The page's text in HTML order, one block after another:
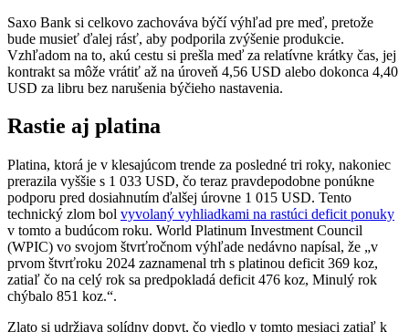
Saxo Bank si celkovo zachováva býčí výhľad pre meď, pretože
bude musieť ďalej rásť, aby podporila zvýšenie produkcie.
Vzhľadom na to, akú cestu si prešla meď za relatívne krátky čas, jej
kontrakt sa môže vrátiť až na úroveň 4,56 USD alebo dokonca 4,40
USD za libru bez narušenia býčieho nastavenia.
Rastie aj platina
Platina, ktorá je v klesajúcom trende za posledné tri roky, nakoniec
prerazila vyššie s 1 033 USD, čo teraz pravdepodobne ponúkne
podporu pred dosiahnutím ďalšej úrovne 1 015 USD. Tento
technický zlom bol vyvolaný vyhliadkami na rastúci deficit ponuky
v tomto a budúcom roku. World Platinum Investment Council
(WPIC) vo svojom štvrťročnom výhľade nedávno napísal, že „v
prvom štvrťroku 2024 zaznamenal trh s platinou deficit 369 koz,
zatiaľ čo na celý rok sa predpokladá deficit 476 koz, Minulý rok
chýbalo 851 koz.“.
Zlato si udržiava solídny dopyt, čo viedlo v tomto mesiaci zatiaľ k